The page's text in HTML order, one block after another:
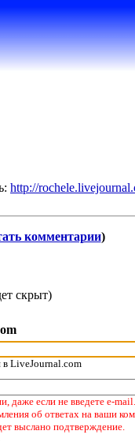
http://
комментарии)
скрыт)
LiveJournal.com
даже если не введете e-mail.
об ответах на ваши
выслано подтверждение.